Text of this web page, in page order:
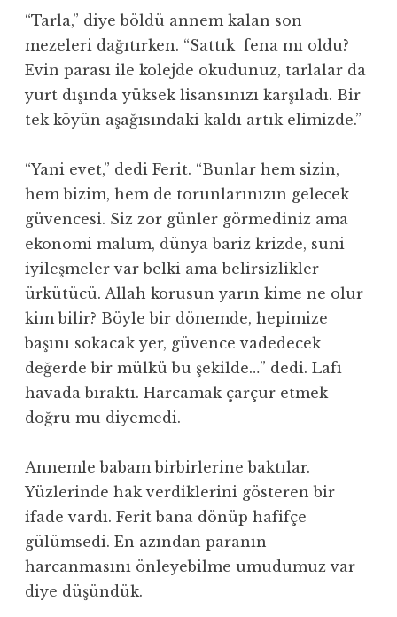
“Tarla,” diye böldü annem kalan son
mezeleri dağıtırken. “Sattık fena mı oldu?
Evin parası ile kolejde okudunuz, tarlalar da
yurt dışında yüksek lisansınızı karşıladı. Bir
tek köyün aşağısındaki kaldı artık elimizde.”
“Yani evet,” dedi Ferit. “Bunlar hem sizin,
hem bizim, hem de torunlarınızın gelecek
güvencesi. Siz zor günler görmediniz ama
ekonomi malum, dünya bariz krizde, suni
iyileşmeler var belki ama belirsizlikler
ürkütücü. Allah korusun yarın kime ne olur
kim bilir? Böyle bir dönemde, hepimize
başını sokacak yer, güvence vadedecek
değerde bir mülkü bu şekilde…” dedi. Lafı
havada bıraktı. Harcamak çarçur etmek
doğru mu diyemedi.
Annemle babam birbirlerine baktılar.
Yüzlerinde hak verdiklerini gösteren bir
ifade vardı. Ferit bana dönüp hafifçe
gülümsedi. En azından paranın
harcanmasını önleyebilme umudumuz var
diye düşündük.